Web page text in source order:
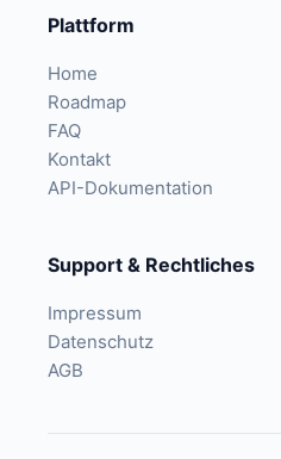
Plattform
Home
Roadmap
FAQ
Kontakt
API-Dokumentation
Support & Rechtliches
Impressum
Datenschutz
AGB